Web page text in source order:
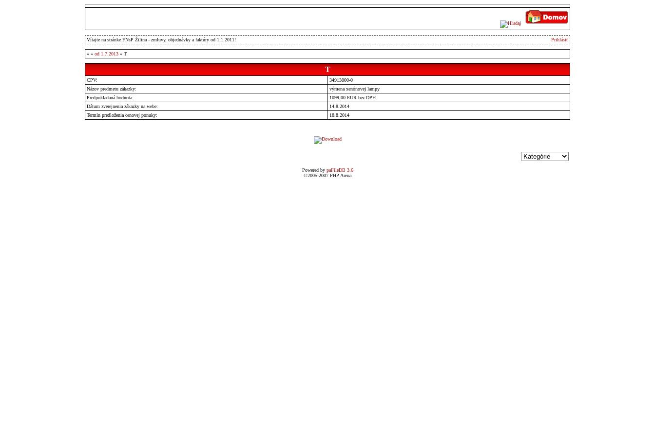
Vítajte na stránke FNsP Žilina - zmluvy, objednávky a faktúry od 1.1.2011! Prihlásiť
» » od 1.7.2013 » T
T
CPV:
34913000-0
Názov predmetu zákazky:
výmena xenónovej lampy
Predpokladaná hodnota:
1099,00 EUR bez DPH
Dátum zverejnenia zákazky na webe:
14.8.2014
Termín predloženia cenovej ponuky:
18.8.2014
Powered by paFileDB 3.6
©2005-2007 PHP Arena